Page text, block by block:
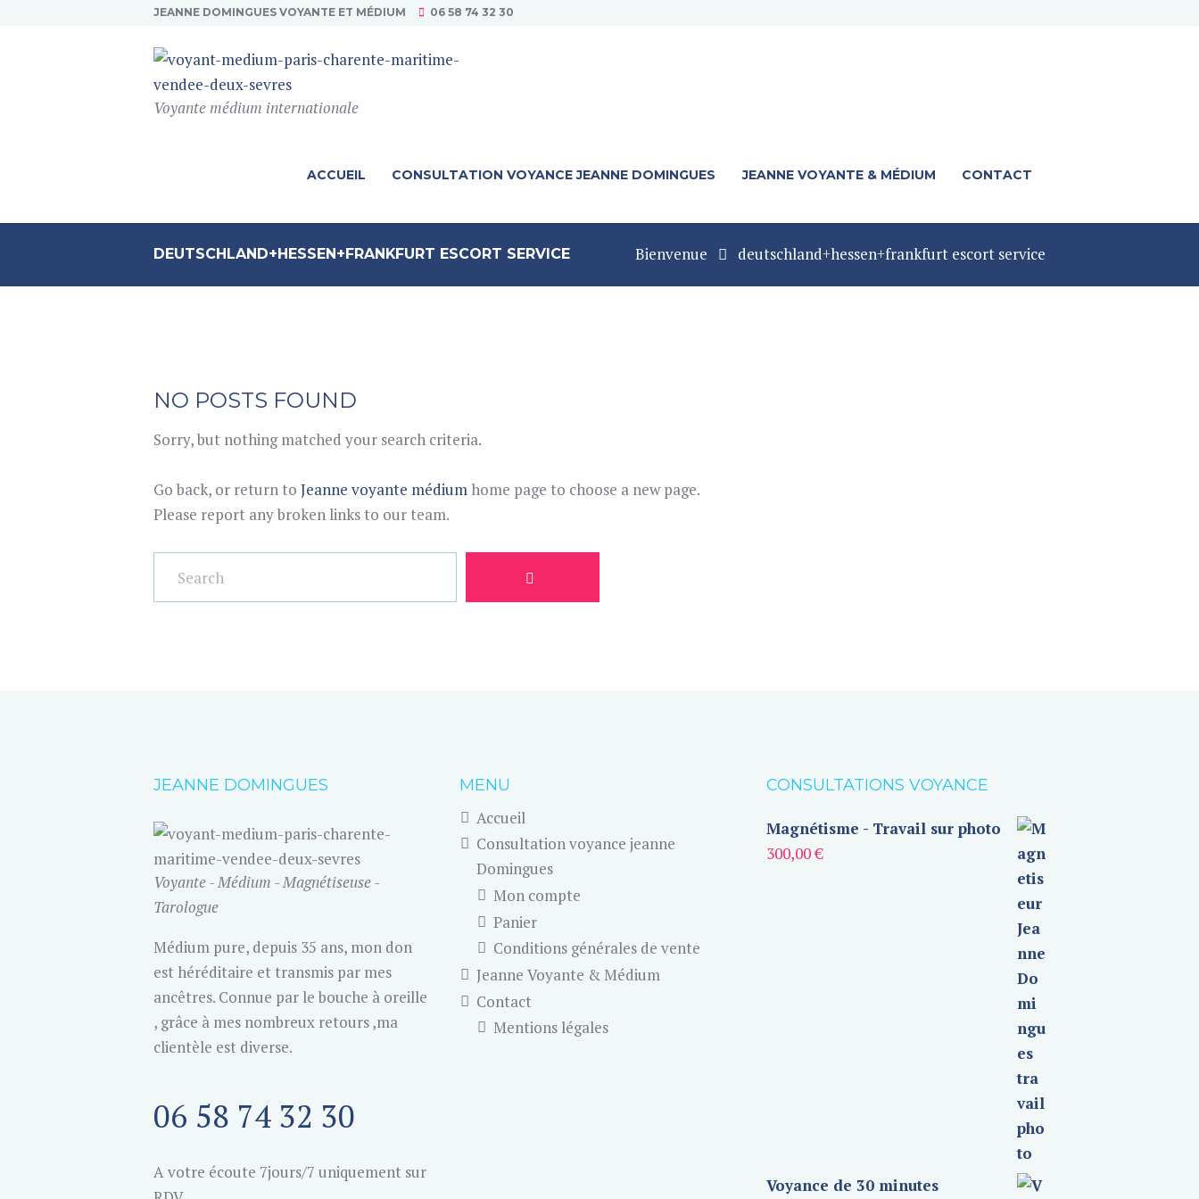
JEANNE DOMINGUES VOYANTE ET MÉDIUM 06 58 74 32 30
Voyante médium internationale
ACCUEIL CONSULTATION VOYANCE JEANNE DOMINGUES JEANNE VOYANTE & MÉDIUM CONTACT
DEUTSCHLAND+HESSEN+FRANKFURT ESCORT SERVICE Bienvenue deutschland+hessen+frankfurt escort service
NO POSTS FOUND
Sorry, but nothing matched your search criteria.
Go back, or return to Jeanne voyante médium home page to choose a new page.
Please report any broken links to our team.
JEANNE DOMINGUES
Voyante - Médium - Magnétiseuse -
Tarologue
Médium pure, depuis 35 ans, mon don
est héréditaire et transmis par mes
ancêtres. Connue par le bouche à oreille
, grâce à mes nombreux retours ,ma
clientèle est diverse.
06 58 74 32 30
A votre écoute 7jours/7 uniquement sur
MENU
Accueil
Consultation voyance jeanne
Domingues
Mon compte
Panier
Conditions générales de vente
Jeanne Voyante & Médium
Contact
Mentions légales
CONSULTATIONS VOYANCE
Magnétisme - Travail sur photo
300,00€
Voyance de 30 minutes